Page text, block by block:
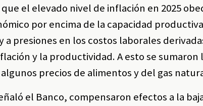
el elevado nivel de inflación en 2025
por encima de la capacidad
a presiones en los costos laborales
y la productividad. A esto se
precios de alimentos y del gas
el Banco, compensaron efectos a la